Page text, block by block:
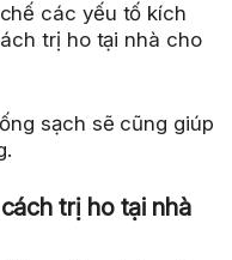
các yếu tố kích
trị ho tại nhà cho
sạch sẽ cũng giúp
trị ho tại nhà